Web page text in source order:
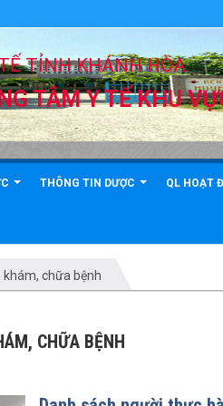
TỈNH KHÁNH HÒA
TÂM Y TẾ KHU
THÔNG TIN DƯỢC QL HOẠT
chữa bệnh
CHỮA BỆNH